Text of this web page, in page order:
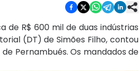
de R$ 600 mil de duas indústrias
(DT) de Simões Filho, contou
Pernambués. Os mandados de